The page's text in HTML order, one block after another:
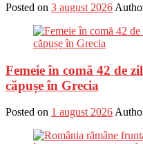
Posted on 3 august 2026
Femeie în comă 42 de
căpușe în Grecia
Posted on 1 august 2026